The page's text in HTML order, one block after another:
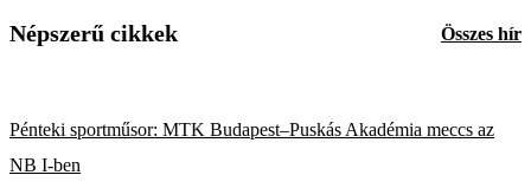
Népszerű cikkek Összes hír
Pénteki sportműsor: MTK Budapest–Puskás Akadémia meccs az
NB I-ben